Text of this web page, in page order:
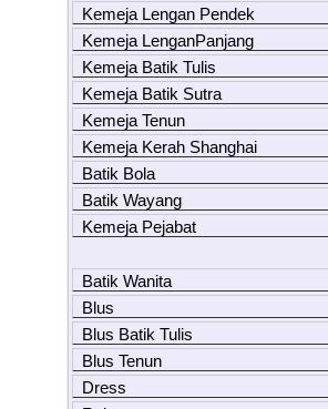
Kemeja Lengan Pendek
Kemeja LenganPanjang
Kemeja Batik Tulis
Kemeja Batik Sutra
Kemeja Tenun
Kemeja Kerah Shanghai
Batik Bola
Batik Wayang
Kemeja Pejabat
Batik Wanita
Blus
Blus Batik Tulis
Blus Tenun
Dress